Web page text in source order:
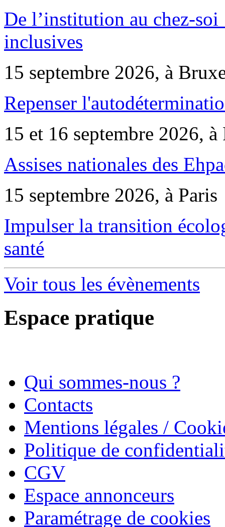
De l’institution au chez-
inclusives
15 septembre 2026, à
Repenser
15 et 16 septembre 2026, à
Assises nationales des
15 septembre 2026, à Paris
Impulser la transition
santé
Voir tous les évènements
Espace pratique
Qui sommes-nous ?
Contacts
Mentions légales /
Politique de
CGV
Espace annonceurs
Paramétrage de cookies